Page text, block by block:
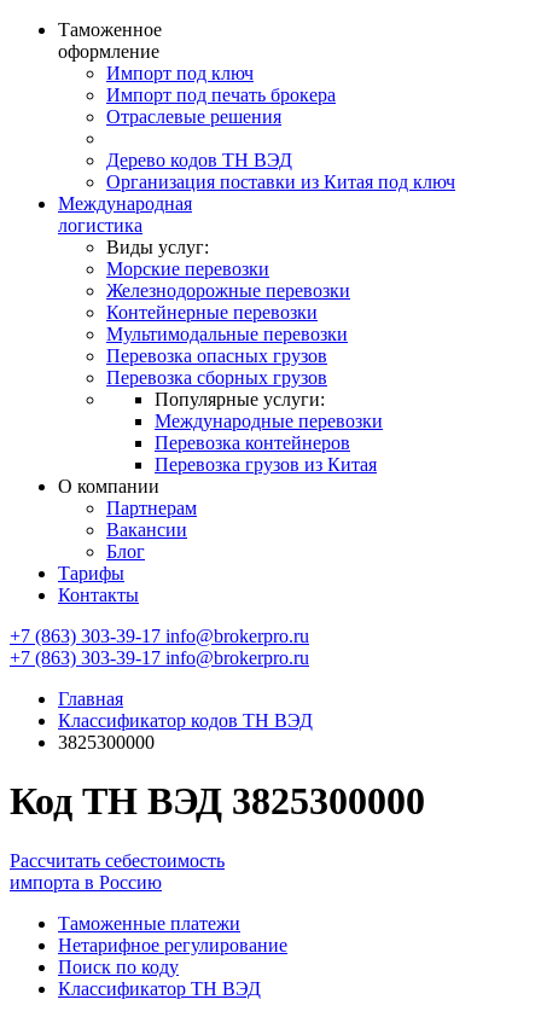
Таможенное
оформление
Импорт под ключ
Импорт под печать брокера
Отраслевые решения
Дерево кодов ТН ВЭД
Организация поставки из Китая под ключ
Международная
логистика
Виды услуг:
Морские перевозки
Железнодорожные перевозки
Контейнерные перевозки
Мультимодальные перевозки
Перевозка опасных грузов
Перевозка сборных грузов
Популярные услуги:
Международные перевозки
Перевозка контейнеров
Перевозка грузов из Китая
О компании
Партнерам
Вакансии
Блог
Тарифы
Контакты
+7 (863) 303-39-17 info@brokerpro.ru
+7 (863) 303-39-17 info@brokerpro.ru
Главная
Классификатор кодов ТН ВЭД
3825300000
Код ТН ВЭД 3825300000
Рассчитать себестоимость
импорта в Россию
Таможенные платежи
Нетарифное регулирование
Поиск по коду
Классификатор ТН ВЭД